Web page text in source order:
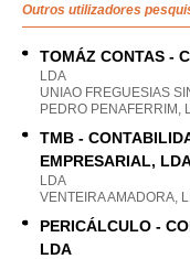
Outros utilizadores
TOMÁZ CONTAS -
LDA
UNIAO FREGUESIAS
PEDRO PENAFERRIM,
TMB -
EMPRESARIAL,
LDA
VENTEIRA AMADORA,
PERICÁLCULO -
LDA